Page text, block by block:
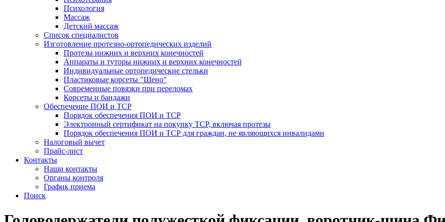
Психология
Массаж
Детский массаж
Список специалистов
Изготовление протезно-ортопедических изделий
Протезы нижних и верхних конечностей
Аппараты и туторы нижних и верхних конечностей
Индивидуальные ортопедические стельки
Пластиковые корсеты "Шено"
Современные повязки при переломах
Корсеты и бандажи
Обеспечение ПОИ и ТСР
Порядок обеспечения ПОИ и ТСР
Электронный сертификат на покупку ТСР, включая протезы
Порядок обеспечения ПОИ и ТСР для граждан, не являющихся инвалидами
Налоговый вычет
Прайс-лист
Контакты
Наши контакты
Органы контроля
График приема
Поиск